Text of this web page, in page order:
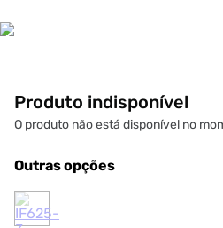
Produto indisponível
O produto não está disponível no
Outras opções